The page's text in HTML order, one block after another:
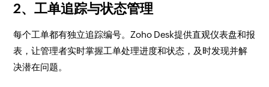
2、工单追踪与状态管理
每个工单都有独立追踪编号。Zoho Desk提供直观仪表盘和报
表，让管理者实时掌握工单处理进度和状态，及时发现并解
决潜在问题。